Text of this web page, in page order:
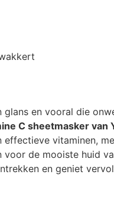
en vooral die
C sheetmasker van
vitaminen,
de mooiste huid
en geniet